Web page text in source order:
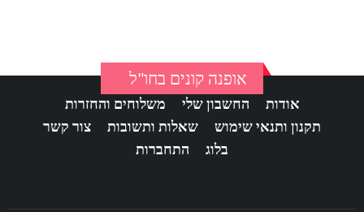
אופנה קונים בחו"ל
אודות החשבון שלי
משלוחים והחזרות
תקנון ותנאי שימוש
שאלות ותשובות
צור קשר
בלוג
התחברות